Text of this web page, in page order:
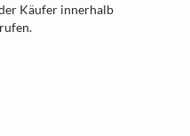
Käufer innerhalb